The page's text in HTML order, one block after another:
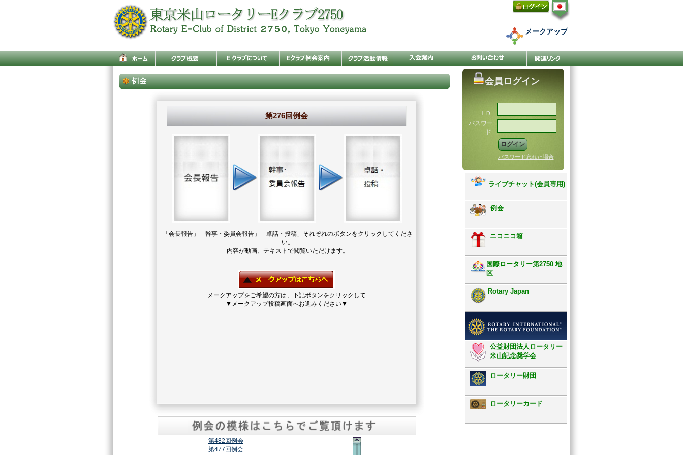
メークアップ
第276回例会
「会長報告」「幹事・委員会報告」「卓話・投稿」それぞれのボタンをクリックしてくださ
い。
内容が動画、テキストで閲覧いただけます。
メークアップをご希望の方は、下記ボタンをクリックして
▼メークアップ投稿画面へお進みください▼
第482回例会
第477回例会
会員ログイン
ＩＤ:
パスワー
ド:
パスワード忘れた場合
ライブチャット(会員専用)
例会
ニコニコ箱
国際ロータリー第2750 地
区
Rotary Japan
公益財団法人ロータリー
米山記念奨学会
ロータリー財団
ロータリーカード